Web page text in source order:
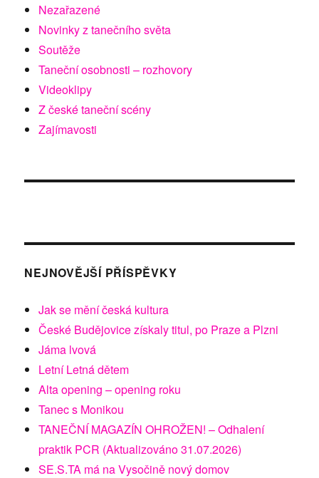
Nezařazené
Novinky z tanečního světa
Soutěže
Taneční osobnosti – rozhovory
Videoklipy
Z české taneční scény
Zajímavosti
NEJNOVĚJŠÍ PŘÍSPĚVKY
Jak se mění česká kultura
České Budějovice získaly titul, po Praze a Plzni
Jáma lvová
Letní Letná dětem
Alta opening – opening roku
Tanec s Monikou
TANEČNÍ MAGAZÍN OHROŽEN! – Odhalení
praktik PCR (Aktualizováno 31.07.2026)
SE.S.TA má na Vysočině nový domov